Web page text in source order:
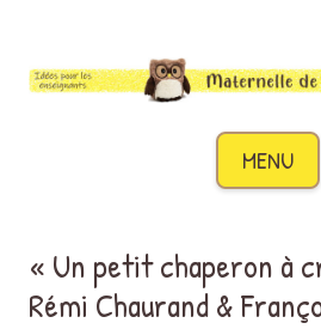
MENU
« Un petit chaperon à
Rémi Chaurand &